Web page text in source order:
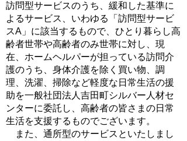
訪問型サービスのうち、緩和した基準に
よるサービス、いわゆる「訪問型サービ
スA」に該当するもので、ひとり暮らし高
齢者世帯や高齢者のみ世帯に対し、現
在、ホームヘルパーが担っている訪問介
護のうち、身体介護を除く買い物、調
理、洗濯、掃除など軽度な日常生活の援
助を一般社団法人吉田町シルバー人材セ
ンターに委託し、高齢者の皆さまの日常
生活を支援するものでございます。
また、通所型のサービスといたしまし